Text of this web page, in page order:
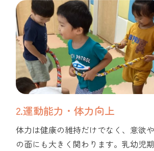
2.運動能力・体力向上
体力は健康の維持だけでなく、意欲
の面にも大きく関わります。乳幼児